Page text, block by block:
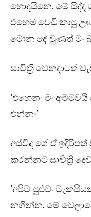
හොදයිනෙ. මේ
එහෙම වෙඩි කාපු
මොන දේ වුණත් මං
සාවිත්‍රි වෙනදාටත්
‘එහෙනං මං
එන්නං’
අස්විද ගේ ඒ
කරන්නට සාවිත්‍රි
‘අපිට පුළුවං
නගින්න. මේ